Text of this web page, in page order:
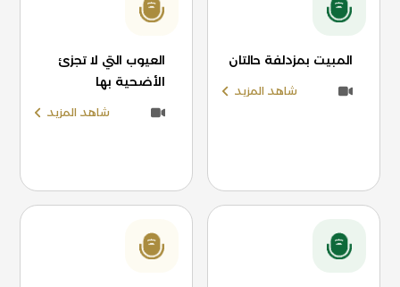
المبيت بمزدلفة حالتان
شاهد المزيد
العيوب التي لا تجزئ
الأضحية بها
شاهد المزيد